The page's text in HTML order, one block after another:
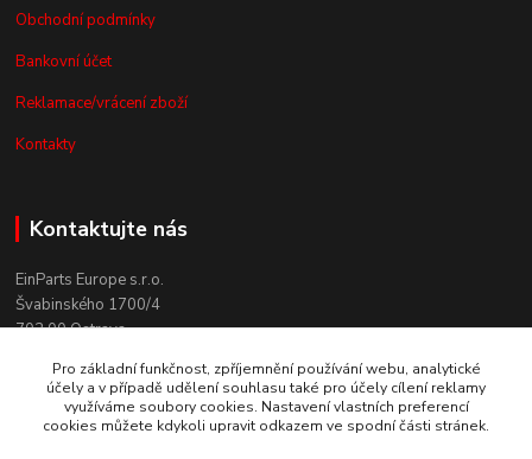
Obchodní podmínky
Bankovní účet
Reklamace/vrácení zboží
Kontakty
Kontaktujte nás
EinParts Europe s.r.o.
Švabinského 1700/4
702 00 Ostrava
+420 558 080 004
(po. - pá. 9:00-13:00)
obchod@einparts.cz
Pro základní funkčnost, zpříjemnění používání webu, analytické
účely a v případě udělení souhlasu také pro účely cílení reklamy
využíváme soubory cookies. Nastavení vlastních preferencí
cookies můžete kdykoli upravit odkazem ve spodní části stránek.